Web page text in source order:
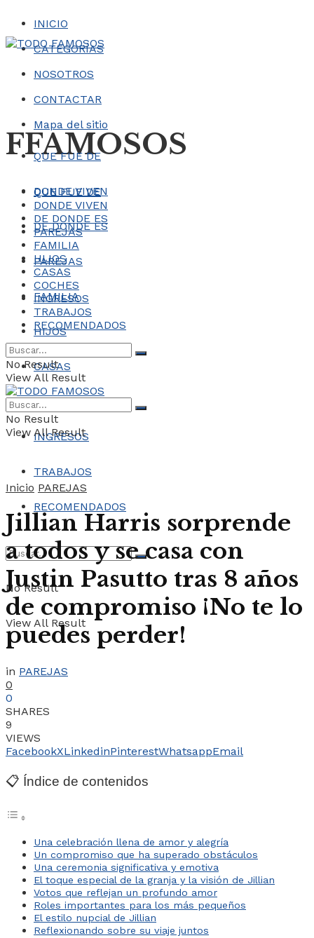
INICIO
CATEGORÍAS
NOSOTROS
CONTACTAR
Mapa del sitio
FFAMOSOS
QUE FUE DE
DONDE VIVEN
DE DONDE ES
PAREJAS
FAMILIA
HIJOS
CASAS
COCHES
INGRESOS
TRABAJOS
RECOMENDADOS
No Result
View All Result
QUE FUE DE
DONDE VIVEN
DE DONDE ES
PAREJAS
FAMILIA
HIJOS
CASAS
COCHES
INGRESOS
TRABAJOS
RECOMENDADOS
No Result
View All Result
No Result
View All Result
Inicio PAREJAS
Jillian Harris sorprende
a todos y se casa con
Justin Pasutto tras 8 años
de compromiso ¡No te lo
puedes perder!
in PAREJAS
0
0
SHARES
9
VIEWS
FacebookXLinkedinPinterestWhatsappEmail
📋 Índice de contenidos
Una celebración llena de amor y alegría
Un compromiso que ha superado obstáculos
Una ceremonia significativa y emotiva
El toque especial de la granja y la visión de Jillian
Votos que reflejan un profundo amor
Roles importantes para los más pequeños
El estilo nupcial de Jillian
Reflexionando sobre su viaje juntos